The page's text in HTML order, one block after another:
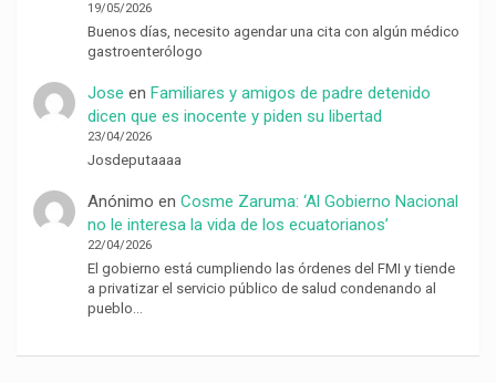
19/05/2026
Buenos días, necesito agendar una cita con algún médico
gastroenterólogo
Jose en Familiares y amigos de padre detenido
dicen que es inocente y piden su libertad
23/04/2026
Josdeputaaaa
Anónimo en Cosme Zaruma: ‘Al Gobierno Nacional
no le interesa la vida de los ecuatorianos’
22/04/2026
El gobierno está cumpliendo las órdenes del FMI y tiende
a privatizar el servicio público de salud condenando al
pueblo…